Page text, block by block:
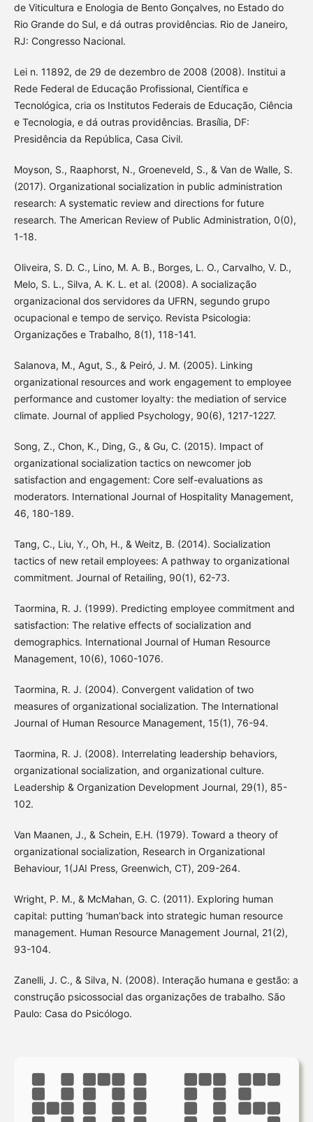
de Viticultura e Enologia de Bento Gonçalves, no Estado do
Rio Grande do Sul, e dá outras providências. Rio de Janeiro,
RJ: Congresso Nacional.
Lei n. 11892, de 29 de dezembro de 2008 (2008). Institui a
Rede Federal de Educação Profissional, Científica e
Tecnológica, cria os Institutos Federais de Educação, Ciência
e Tecnologia, e dá outras providências. Brasília, DF:
Presidência da República, Casa Civil.
Moyson, S., Raaphorst, N., Groeneveld, S., & Van de Walle, S.
(2017). Organizational socialization in public administration
research: A systematic review and directions for future
research. The American Review of Public Administration, 0(0),
1-18.
Oliveira, S. D. C., Lino, M. A. B., Borges, L. O., Carvalho, V. D.,
Melo, S. L., Silva, A. K. L. et al. (2008). A socialização
organizacional dos servidores da UFRN, segundo grupo
ocupacional e tempo de serviço. Revista Psicologia:
Organizações e Trabalho, 8(1), 118-141.
Salanova, M., Agut, S., & Peiró, J. M. (2005). Linking
organizational resources and work engagement to employee
performance and customer loyalty: the mediation of service
climate. Journal of applied Psychology, 90(6), 1217-1227.
Song, Z., Chon, K., Ding, G., & Gu, C. (2015). Impact of
organizational socialization tactics on newcomer job
satisfaction and engagement: Core self-evaluations as
moderators. International Journal of Hospitality Management,
46, 180-189.
Tang, C., Liu, Y., Oh, H., & Weitz, B. (2014). Socialization
tactics of new retail employees: A pathway to organizational
commitment. Journal of Retailing, 90(1), 62-73.
Taormina, R. J. (1999). Predicting employee commitment and
satisfaction: The relative effects of socialization and
demographics. International Journal of Human Resource
Management, 10(6), 1060-1076.
Taormina, R. J. (2004). Convergent validation of two
measures of organizational socialization. The International
Journal of Human Resource Management, 15(1), 76-94.
Taormina, R. J. (2008). Interrelating leadership behaviors,
organizational socialization, and organizational culture.
Leadership & Organization Development Journal, 29(1), 85-
102.
Van Maanen, J., & Schein, E.H. (1979). Toward a theory of
organizational socialization, Research in Organizational
Behaviour, 1(JAI Press, Greenwich, CT), 209-264.
Wright, P. M., & McMahan, G. C. (2011). Exploring human
capital: putting ‘human’back into strategic human resource
management. Human Resource Management Journal, 21(2),
93-104.
Zanelli, J. C., & Silva, N. (2008). Interação humana e gestão: a
construção psicossocial das organizações de trabalho. São
Paulo: Casa do Psicólogo.